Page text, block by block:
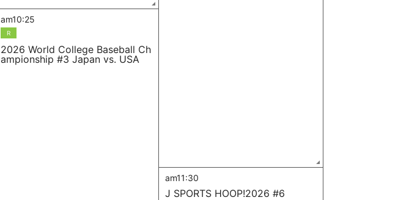
am10:25
R
2026 World College Baseball Ch
ampionship #3 Japan vs. USA
am11:30
J SPORTS HOOP!2026 #6